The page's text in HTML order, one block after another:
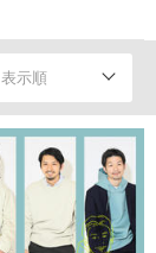
表示順